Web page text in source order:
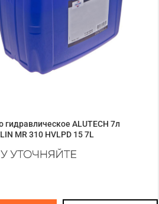
гидравлическое ALUTECH 7л
MR 310 HVLPD 15 7L